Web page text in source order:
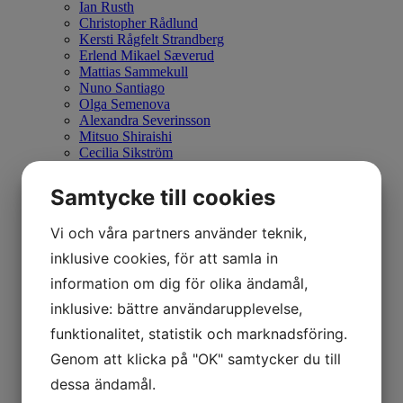
Ian Rusth
Christopher Rådlund
Kersti Rågfelt Strandberg
Erlend Mikael Sæverud
Mattias Sammekull
Nuno Santiago
Olga Semenova
Alexandra Severinsson
Mitsuo Shiraishi
Cecilia Sikström
Tony Soulie
Jan Stenmark
Peter Sternäng
Simon Dahlgren Strååt
Gustav Sundin
Anette Björk Swensson
Astrid Sylwan
PG Thelander
Theo Tobiasse
Matthew Tyson
Caroline af Ugglas
Samtycke till cookies
Vi och våra partners använder teknik,
inklusive cookies, för att samla in
information om dig för olika ändamål,
inklusive: bättre användarupplevelse,
funktionalitet, statistik och marknadsföring.
Genom att klicka på "OK" samtycker du till
dessa ändamål.